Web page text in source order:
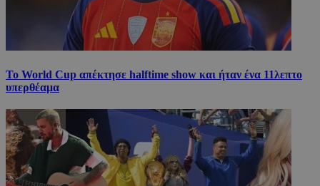
Το World Cup απέκτησε halftime show και ήταν ένα 11λεπτο
υπερθέαμα